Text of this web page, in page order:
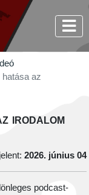
az
irodalom
2026. június 04
podcast-